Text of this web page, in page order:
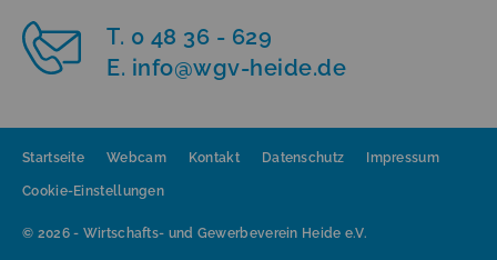
T. 0 48 36 - 629
E. info@wgv-heide.de
© 2026 - Wirtschafts- und Gewerbeverein Heide e.V.
Startseite Webcam Kontakt Datenschutz Impressum
Cookie-Einstellungen